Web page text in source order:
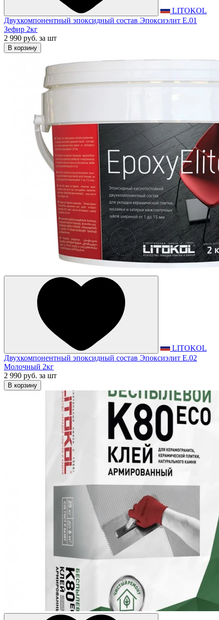
LITOKOL
Двухкомпонентный эпоксидный состав Эпоксиэлит E.01
Зефир 2кг
2 990 руб. за шт
В корзину
LITOKOL
Двухкомпонентный эпоксидный состав Эпоксиэлит E.02
Молочный 2кг
2 990 руб. за шт
В корзину